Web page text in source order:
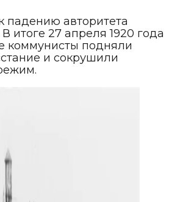
падению авторитета
итоге 27 апреля 1920 года
коммунисты подняли
и сокрушили